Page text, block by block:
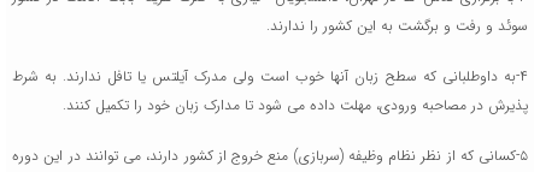
سوئد و رفت و برگشت به این کشور را ندارند.
۴-به داوطلبانی که سطح زبان آنها خوب است ولی مدرک آیلتس یا تافل ندارند. به شرط
پذیرش در مصاحبه ورودی، مهلت داده می شود تا مدارک زبان خود را تکمیل کنند.
۵-کسانی که از نظر نظام وظیفه (سربازی) منع خروج از کشور دارند، می توانند در این دوره